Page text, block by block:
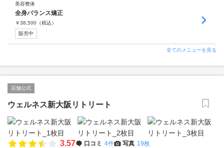
美容整体
全身バランス矯正
￥38,500 （税込）
販売中
全てのメニューを見る
店舗公式
ウェルネス新大阪リトリート
3.57 口コミ 4件 写真 19枚